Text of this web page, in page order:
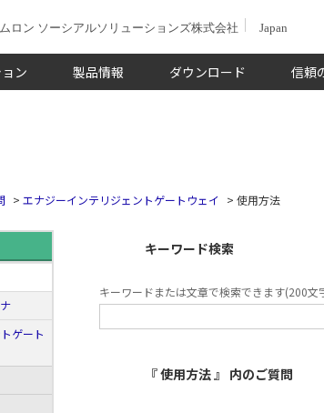
ロン ソーシアルソリューションズ株式会社 Japan
ン 製品情報 ダウンロード 信頼
> エナジーインテリジェントゲートウェイ > 使用方法
ゲート
キーワード検索
キーワードまたは文章で検索できます(200文
『 使用方法 』 内のご質問